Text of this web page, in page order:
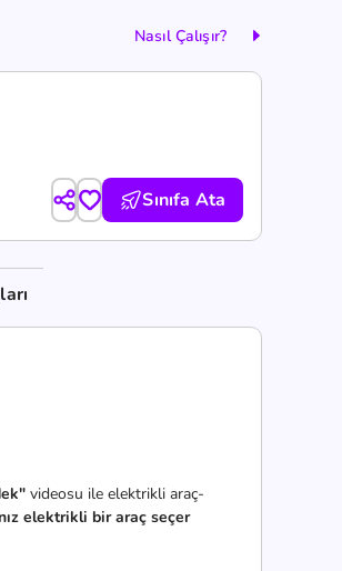
Nasıl Çalışır?
Sınıfa Ata
videosu ile elektrikli araç-
elektrikli bir araç seçer